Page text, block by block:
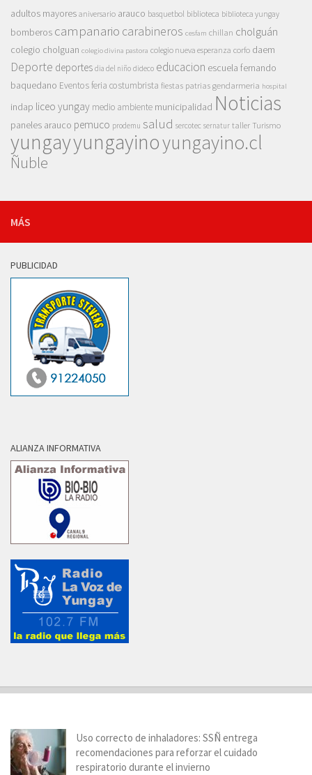
adultos mayores aniversario arauco basquetbol biblioteca biblioteca yungay
bomberos campanario carabineros cesfam chillan cholguán
colegio cholguan colegio divina pastora colegio nueva esperanza corfo daem
Deporte deportes dia del niño dideco educacion escuela fernando
baquedano Eventosferia costumbrista fiestas patrias gendarmeria hospital
indap liceo yungay medio ambiente municipalidad Noticias
paneles arauco pemuco prodemu salud sercotec sernatur taller Turismo
yungayyungayinoyungayino.cl
Ñuble
MÁS
PUBLICIDAD
ALIANZA INFORMATIVA
Uso correcto de inhaladores: SSÑ entrega
recomendaciones para reforzar el cuidado
respiratorio durante el invierno